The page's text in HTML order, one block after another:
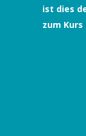
ist dies
zum